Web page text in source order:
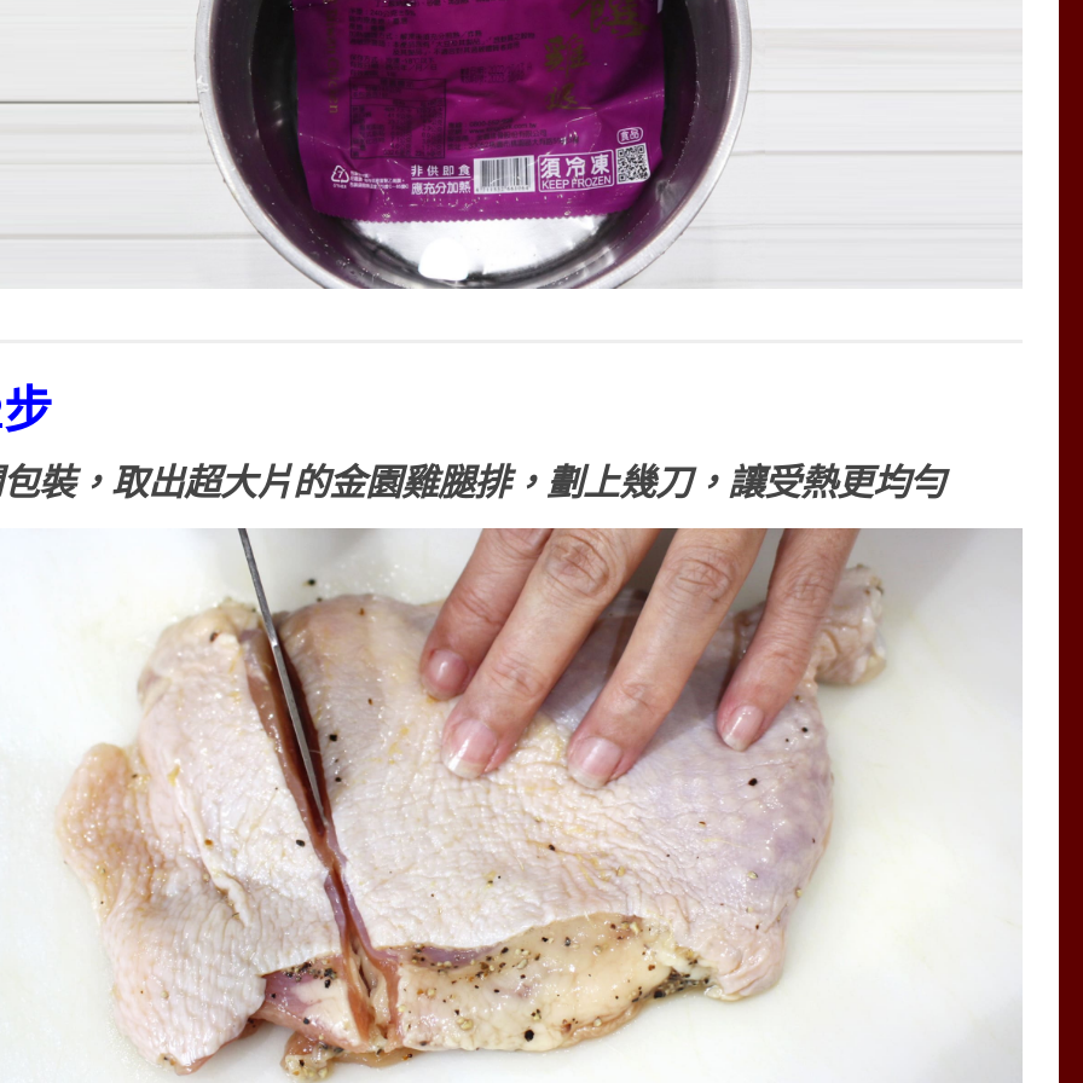
裝，取出超大片的金園雞腿排，劃上幾刀，讓受熱更均勻